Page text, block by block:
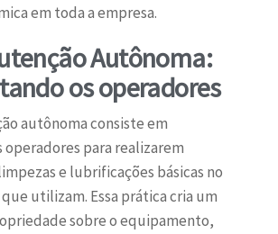
em toda a empresa.
Autônoma:
os operadores
autônoma consiste em
operadores para realizarem
e lubrificações básicas no
utilizam. Essa prática cria um
sobre o equipamento,